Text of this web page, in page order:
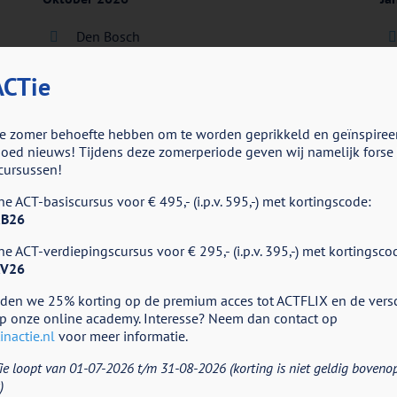
Den Bosch
meld je nu aan(wachtlijst)
maar staat er momenteel geen uitvoering bij die u
(locatie, periode, dag). Zodra er nieuwe uitvoeringen
zomer behoefte hebben om te worden geprikkeld en
nieuws! Tijdens deze zomerperiode geven wij namelijk
ACT-basiscursus voor € 495,- (i.p.v. 595,-) met kortingscode:
ACT-verdiepingscursus voor € 295,- (i.p.v. 395,-) met
we 25% korting op de premium acces tot ACTFLIX en de
onze online academy. Interesse? Neem dan contact op
voor meer informatie.
loopt van 01-07-2026 t/m 31-08-2026 (korting is niet geldig